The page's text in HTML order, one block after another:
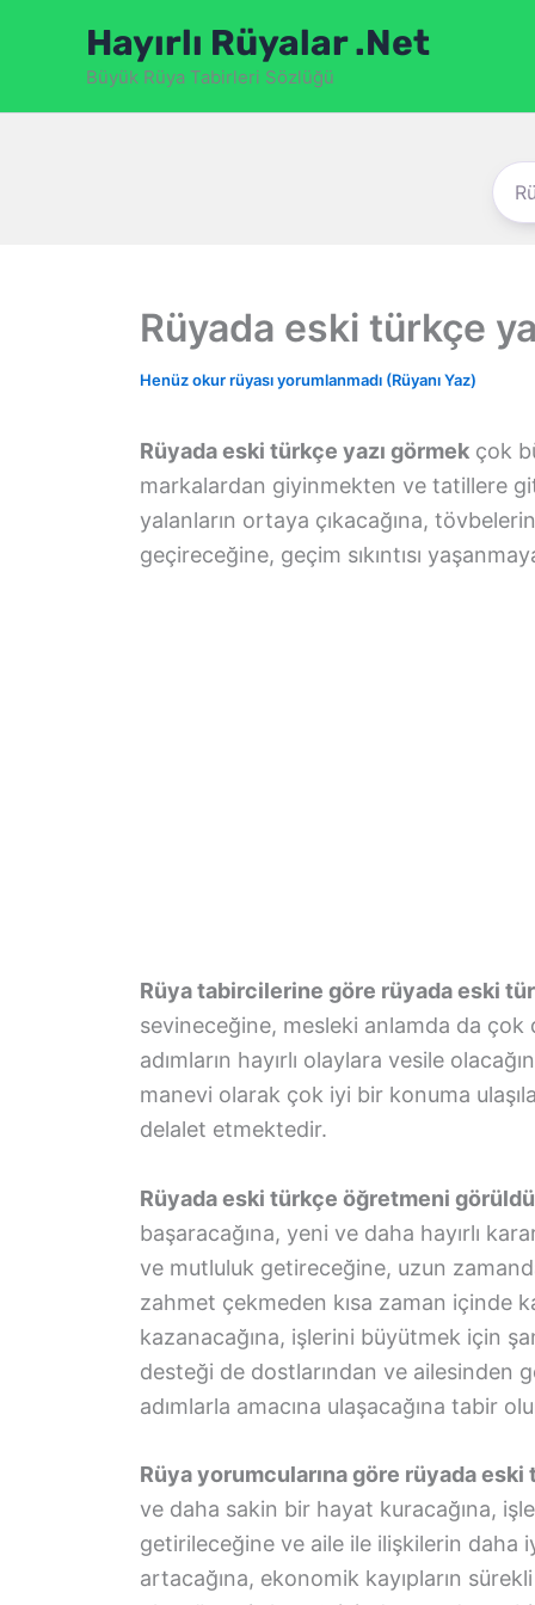
Hayırlı Rüyalar .Net
Büyük Rüya Tabirleri Sözlüğü
Rüyada eski türkçe
Henüz okur rüyası yorumlanmadı (Rüyanı Yaz)
Rüyada eski türkçe yazı görmek çok
markalardan giyinmekten ve tatillere
yalanların ortaya çıkacağına,
geçireceğine, geçim sıkıntısı
Rüya tabircilerine göre rüyada eski
sevineceğine, mesleki anlamda da çok
adımların hayırlı olaylara vesile
manevi olarak çok iyi bir konuma
delalet etmektedir.
Rüyada eski türkçe öğretmeni
başaracağına, yeni ve daha hayırlı
ve mutluluk getireceğine, uzun
zahmet çekmeden kısa zaman içinde
kazanacağına, işlerini büyütmek için
desteği de dostlarından ve ailesinden
adımlarla amacına ulaşacağına tabir
Rüya yorumcularına göre rüyada
ve daha sakin bir hayat kuracağına,
getirileceğine ve aile ile ilişkilerin daha
artacağına, ekonomik kayıpların